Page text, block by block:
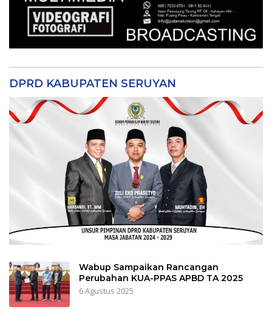
DPRD KABUPATEN SERUYAN
Wabup Sampaikan Rancangan
Perubahan KUA-PPAS APBD TA 2025
6 Agustus 2025